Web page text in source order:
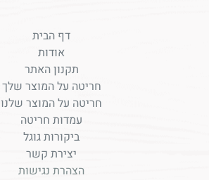
דף הבית
אודות
תקנון האתר
חריטה על המוצר שלך
חריטה על המוצר שלנו
עמדות חריטה
ביקורות גוגל
יצירת קשר
הצהרת נגישות